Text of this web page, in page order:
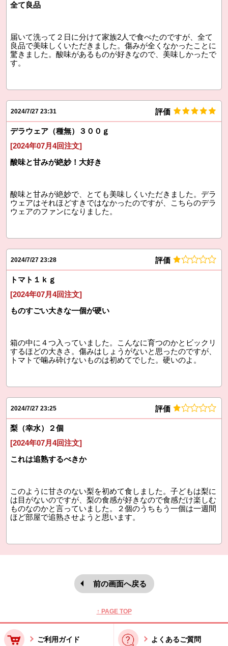
全て良品
届いて洗って２日に分けて家族2人で食べたのですが、全て
良品で美味しくいただきました。傷みが全くなかったことに
驚きました。酸味があるものが好きなので、美味しかったで
す。
2024/7/27 23:31 評価
デラウェア（種無）３００ｇ
[2024年07月4回注文]
酸味と甘みが絶妙！大好き
酸味と甘みが絶妙で、とても美味しくいただきました。デラ
ウェアはそれほどすきではなかったのですが、こちらのデラ
ウェアのファンになりました。
2024/7/27 23:28 評価
トマト１ｋｇ
[2024年07月4回注文]
ものすごい大きな一個が硬い
箱の中に４つ入っていました。こんなに育つのかとビックリ
するほどの大きさ。傷みはしょうがないと思ったのですが、
トマトで噛み砕けないものは初めてでした。硬いのよ。
2024/7/27 23:25 評価
梨（幸水）２個
[2024年07月4回注文]
これは追熟するべきか
このように甘さのない梨を初めて食しました。子どもは梨に
は目がないのですが、梨の食感が好きなので食感だけ楽しむ
ものなのかと言っていました。２個のうちもう一個は一週間
ほど部屋で追熟させようと思います。
前の画面へ戻る
↑ PAGE TOP
ご利用ガイド よくあるご質問